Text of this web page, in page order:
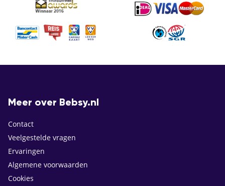
Meer over Bebsy.nl
Contact
Veelgestelde vragen
Ervaringen
Algemene voorwaarden
Cookies